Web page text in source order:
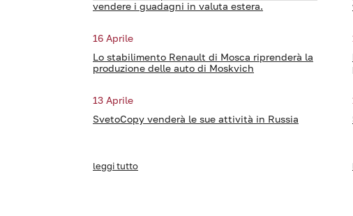
vendere i guadagni in valuta estera.
16 Aprile
Lo stabilimento Renault di Mosca riprenderà la
produzione delle auto di Moskvich
13 Aprile
SvetoCopy venderà le sue attività in Russia
leggi tutto